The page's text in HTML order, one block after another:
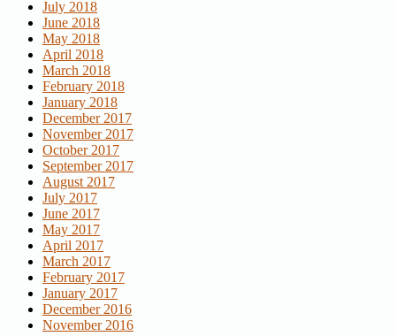
July 2018
June 2018
May 2018
April 2018
March 2018
February 2018
January 2018
December 2017
November 2017
October 2017
September 2017
August 2017
July 2017
June 2017
May 2017
April 2017
March 2017
February 2017
January 2017
December 2016
November 2016